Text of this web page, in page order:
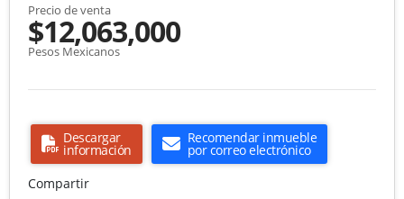
Precio de venta
$12,063,000
Pesos Mexicanos
Descargar
información
Recomendar inmueble
por correo electrónico
Compartir